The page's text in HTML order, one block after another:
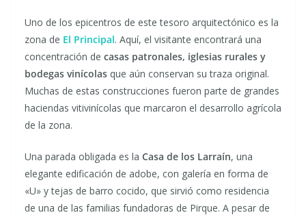
Uno de los epicentros de este tesoro arquitectónico es la
zona de El Principal. Aquí, el visitante encontrará una
concentración de casas patronales, iglesias rurales y
bodegas vinícolas que aún conservan su traza original.
Muchas de estas construcciones fueron parte de grandes
haciendas vitivinícolas que marcaron el desarrollo agrícola
de la zona.
Una parada obligada es la Casa de los Larraín, una
elegante edificación de adobe, con galería en forma de
«U» y tejas de barro cocido, que sirvió como residencia
de una de las familias fundadoras de Pirque. A pesar de